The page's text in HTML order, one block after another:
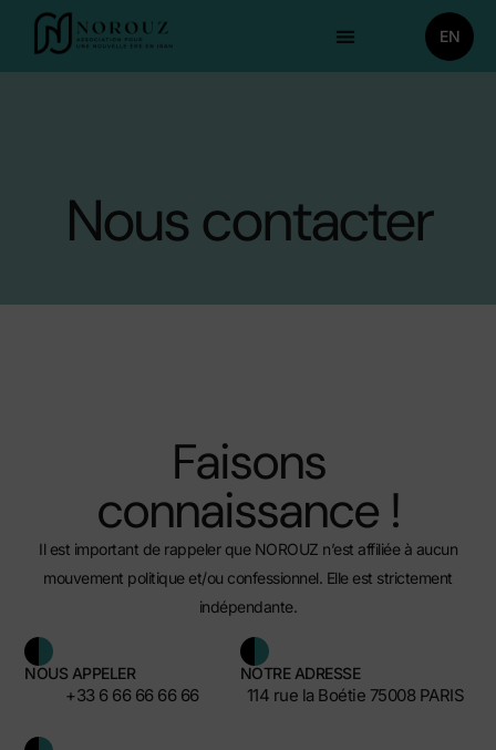
EN
Nous contacter
Faisons
connaissance !
Il est important de rappeler que NOROUZ n’est affiliée à aucun
mouvement politique et/ou confessionnel. Elle est strictement
indépendante.
NOUS APPELER
+33 6 66 66 66 66
NOTRE ADRESSE
114 rue la Boétie 75008 PARIS